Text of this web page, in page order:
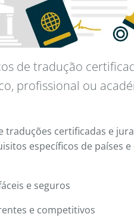
de tradução
profissional ou
traduções certificadas e
específicos de países
e seguros
e competitivos